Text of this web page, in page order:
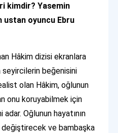
kimdir? Yasemin
oyuncu Ebru
Hâkim dizisi ekranlara
beğenisini
olan Hâkim, oğlunun
onu koruyabilmek için
Oğlunun hayatının
ve bambaşka